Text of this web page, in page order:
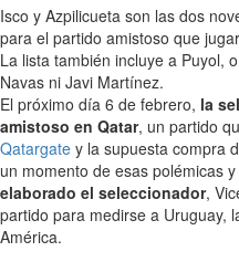
Isco y Azpilicueta son las dos
para el partido amistoso que
La lista también incluye a Puyol,
Navas ni Javi Martínez.
El próximo día 6 de febrero, la
amistoso en Qatar, un partido
Qatargate y la supuesta compra
un momento de esas polémicas
elaborado el seleccionador,
partido para medirse a Uruguay,
América.